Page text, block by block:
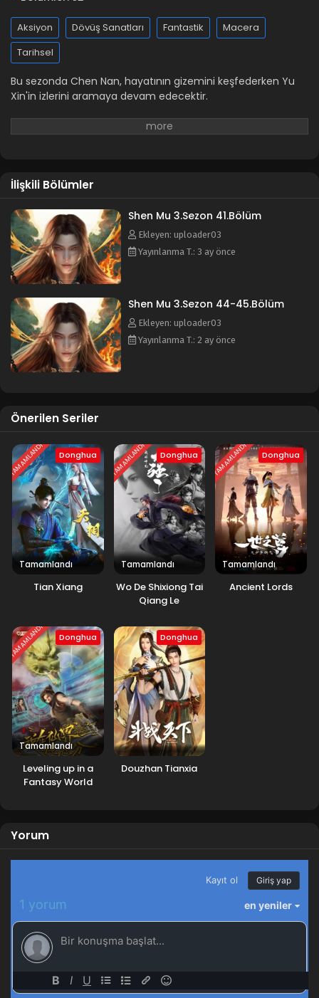
Shen Mu 3.Sezon 28.Bölüm
Blm 28 - Şubat 14, 2026
Shen Mu 3.Sezon 25-26.Bölüm
Blm 25-26 - Ocak 26, 2026
Shen Mu 3.Sezon 23-24.Bölüm
Shen Mu 3.Sezon 21-22.Bölüm
Blm 21-22 - Ocak 9, 2026
Shen Mu 3.Sezon 19.Bölüm
Blm 19 - Aralık 16, 2025
Shen Mu 3.Sezon 18.Bölüm
Blm 18 - Aralık 3, 2025
Shen Mu 3.Sezon 17.Bölüm
Blm 15-16 - Kasım 23, 2025
Shen Mu 3.Sezon 14.Bölüm
Blm 14 - Kasım 19, 2025
Shen Mu 3.Sezon 12-13.Bölüm
Blm 12-13 - Ekim 31, 2025
Shen Mu 3.Sezon 11.Bölüm
Blm 10 - Ekim 17, 2025
Blm 8 - Eylül 29, 2025
Aksiyon Dövüş Sanatları Fantastik
Macera
Tarihsel
Bu sezonda Chen Nan, hayatının gizemini keşfederken Yu
Xin'in izlerini aramaya devam edecektir.
İlişkili Bölümler
Shen Mu 3.Sezon 41.Bölüm
Ekleyen: uploader03
Yayınlanma T.: 3 ay önce
Shen Mu 3.Sezon 44-45.Bölüm
Ekleyen: uploader03
Yayınlanma T.: 2 ay önce
Önerilen Seriler
TAMAMLANDI Donghua
Tamamlandı
Tian Xiang
TAMAMLANDI Donghua
Tamamlandı
Wo De Shixiong Tai
Qiang Le
TAMAMLANDI Donghua
Tamamlandı
Ancient Lords
TAMAMLANDI Donghua
Tamamlandı
Leveling up in a
Fantasy World
Donghua
Douzhan Tianxia
Yorum